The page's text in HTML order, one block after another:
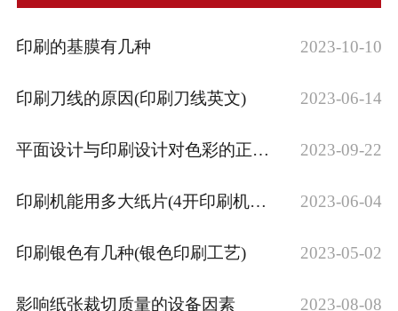
印刷的基膜有几种 2023-10-10
印刷刀线的原因(印刷刀线英文) 2023-06-14
平面设计与印刷设计对色彩的正确调整 2023-09-22
印刷机能用多大纸片(4开印刷机印到多大) 2023-06-04
印刷银色有几种(银色印刷工艺) 2023-05-02
影响纸张裁切质量的设备因素 2023-08-08